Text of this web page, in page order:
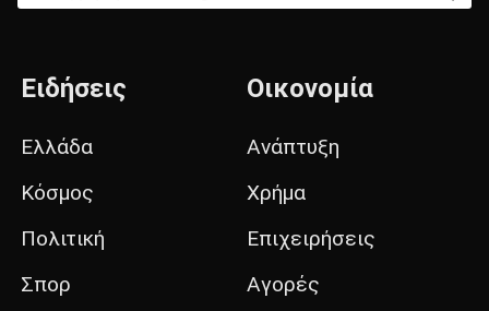
Ειδήσεις
Ελλάδα
Κόσμος
Πολιτική
Σπορ
Οικονομία
Ανάπτυξη
Χρήμα
Επιχειρήσεις
Αγορές